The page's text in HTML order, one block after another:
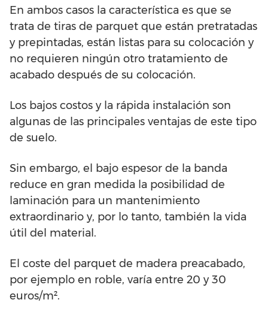
En ambos casos la característica es que se
trata de tiras de parquet que están pretratadas
y prepintadas, están listas para su colocación y
no requieren ningún otro tratamiento de
acabado después de su colocación.
Los bajos costos y la rápida instalación son
algunas de las principales ventajas de este tipo
de suelo.
Sin embargo, el bajo espesor de la banda
reduce en gran medida la posibilidad de
laminación para un mantenimiento
extraordinario y, por lo tanto, también la vida
útil del material.
El coste del parquet de madera preacabado,
por ejemplo en roble, varía entre 20 y 30
euros/m².